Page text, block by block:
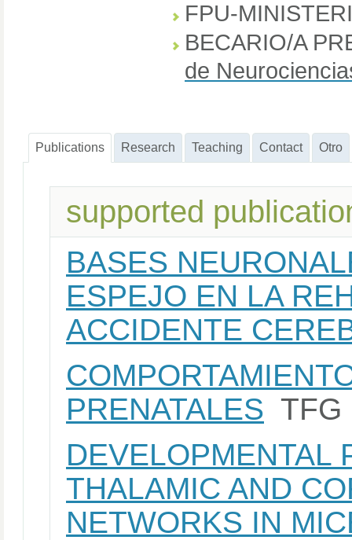
FPU-
BECARIO/A
de
Publications Research Teaching Contact Otro
supported
BASES
ESPEJO EN LA
ACCIDENTE
PRENATALES TFG
DEVELOPMENTAL
THALAMIC AND
NETWORKS IN